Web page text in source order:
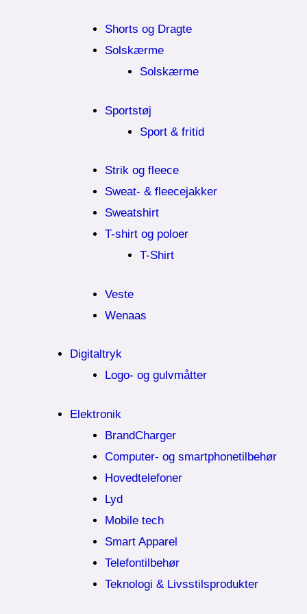
Shorts og Dragte
Solskærme
Solskærme
Sportstøj
Sport & fritid
Strik og fleece
Sweat- & fleecejakker
Sweatshirt
T-shirt og poloer
T-Shirt
Veste
Wenaas
Digitaltryk
Logo- og gulvmåtter
Elektronik
BrandCharger
Computer- og smartphonetilbehør
Hovedtelefoner
Lyd
Mobile tech
Smart Apparel
Telefontilbehør
Teknologi & Livsstilsprodukter